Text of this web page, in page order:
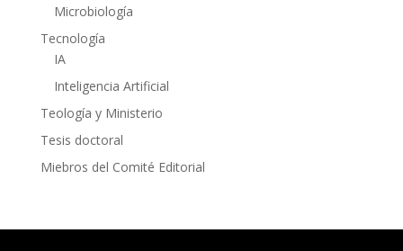
Microbiología
Tecnología
IA
Inteligencia Artificial
Teología y Ministerio
Tesis doctoral
Miebros del Comité Editorial